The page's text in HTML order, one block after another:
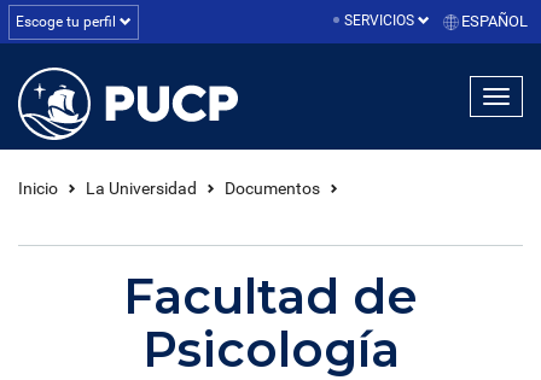
Escoge tu perfil SERVICIOS ESPAÑOL
Inicio La Universidad Documentos
Facultad de
Psicología